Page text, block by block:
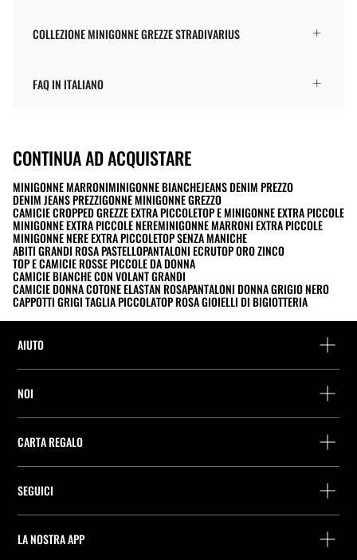
COLLEZIONE MINIGONNE GREZZE STRADIVARIUS
FAQ IN ITALIANO
CONTINUA AD ACQUISTARE
MINIGONNE MARRONIMINIGONNE BIANCHEJEANS DENIM PREZZO
DENIM JEANS PREZZIGONNE MINIGONNE GREZZO
CAMICIE CROPPED GREZZE EXTRA PICCOLETOP E MINIGONNE EXTRA PICCOLE
MINIGONNE EXTRA PICCOLE NEREMINIGONNE MARRONI EXTRA PICCOLE
MINIGONNE NERE EXTRA PICCOLETOP SENZA MANICHE
ABITI GRANDI ROSA PASTELLOPANTALONI ECRUTOP ORO ZINCO
TOP E CAMICIE ROSSE PICCOLE DA DONNA
CAMICIE BIANCHE CON VOLANT GRANDI
CAMICIE DONNA COTONE ELASTAN ROSAPANTALONI DONNA GRIGIO NERO
CAPPOTTI GRIGI TAGLIA PICCOLATOP ROSA GIOIELLI DI BIGIOTTERIA
AIUTO
Rintraccia il tuo ordine
Ricerca dei punti di consegna
Preferenze per i cookie
NOI
Società
Company Profile
CARTA REGALO
Acquisto Carta Regalo
SEGUICI
LA NOSTRA APP